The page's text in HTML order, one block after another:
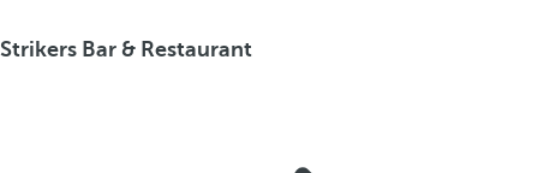
Strikers Bar & Restaurant